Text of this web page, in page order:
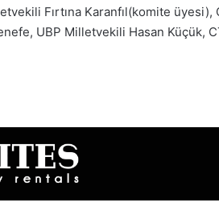
Fırtına Karanfıl(komite üyesi),
UBP Milletvekili Hasan Küçük,